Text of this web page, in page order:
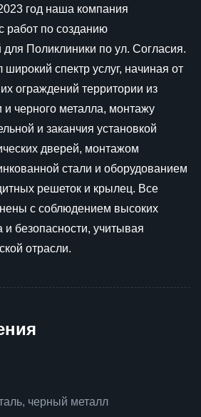
год наша компания
работ по созданию
для Поликлиники по ул. Согласия.
спектр услуг, начиная от
ограждений территории из
черного металла, монтажу
и заканчия установкой
дверей, монтажом
стали и оборудованием
решеток и крылец. Все
с соблюдением высоких
и безопасности, учитывая
отрасли.
черный металл